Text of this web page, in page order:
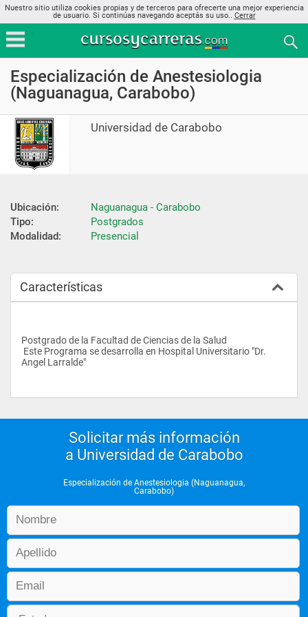
Nuestro sitio utiliza cookies propias y de terceros para ofrecerte una mejor experiencia
de usuario. Si continúas navegando aceptás su uso.. Cerrar
Especialización de Anestesiologia
(Naguanagua, Carabobo)
Universidad de Carabobo
Ubicación:
Naguanagua - Carabobo
Tipo:
Postgrados
Modalidad:
Presencial
Características
Postgrado de la Facultad de Ciencias de la Salud
Angel Larralde"
Solicitar más información
a Universidad de Carabobo
Especialización de Anestesiologia (Naguanagua,
Carabobo)